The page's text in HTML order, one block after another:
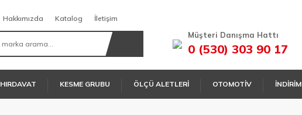
Hakkımızda Katalog İletişim
Müşteri Danışma Hattı
0 (530) 303 90 17
HIRDAVAT KESME GRUBU ÖLÇÜ ALETLERİ OTOMOTİV İNDİRİM